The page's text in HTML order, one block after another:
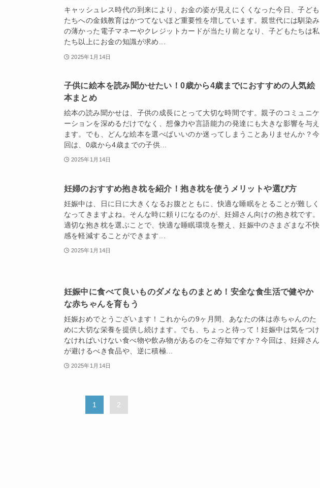
キャッシュレス時代の到来により、お金の姿が見えにくくなった今日、子ども
たちへの金銭教育はかつてないほど重要性を増しています。親世代には馴染み
の薄かった電子マネーやクレジットカードが当たり前となり、子どもたちは私
たち以上にお金の知識が求め...
2025年1月14日
子供に絵本を読み聞かせたい！0歳から4歳までにおすすめの人気絵
本まとめ
絵本の読み聞かせは、子供の成長にとって大切な時間です。親子のコミュニケ
ーションを深めるだけでなく、想像力や言語能力の発達にも大きな影響を与え
ます。でも、どんな絵本を選べばいいのか迷ってしまうことありませんか？今
回は、0歳から4歳までの子供...
2025年1月14日
妊婦のおすすめ抱き枕を紹介！抱き枕を使うメリットや選び方
妊娠中は、日に日に大きくなるお腹とともに、快適な睡眠をとることが難しく
なってきますよね。そんな時に頼りになるのが、妊婦さん向けの抱き枕です。
適切な抱き枕を選ぶことで、快適な睡眠環境を整え、妊娠中のさまざまな不快
感を軽減することができます...
2025年1月14日
妊娠中に食べて良いものダメなものまとめ！安全な食生活で健やか
な赤ちゃんを育もう
妊娠おめでとうございます！これからの9ヶ月間、あなたの体は赤ちゃんのた
めに大切な栄養を提供し続けます。でも、ちょっと待って！妊娠中は気をつけ
なければいけない食べ物や飲み物があるのをご存知ですか？今回は、妊婦さん
が避けるべき食品や、逆に積極...
2025年1月14日
1 2